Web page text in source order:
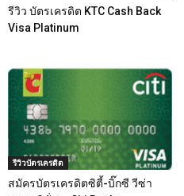
รีวิว บัตรเครดิต KTC Cash Back
Visa Platinum
รีวิวบัตรเครดิต
สมัครบัตรเครดิตซิตี้-บิ๊กซี วีซ่า